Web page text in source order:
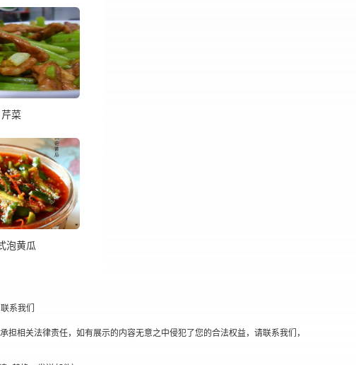
芹菜
泡黄瓜
联系我们
相关法律责任，如有展示的内容无意之中侵犯了您的合法权益，请联系我们，